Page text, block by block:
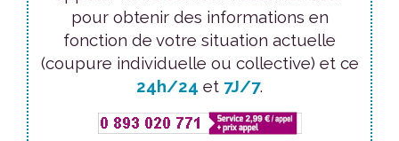
pour obtenir des informations en
fonction de votre situation actuelle
(coupure individuelle ou collective) et ce
24h/24 et 7J/7.